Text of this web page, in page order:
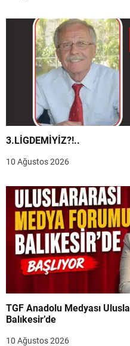
3.LİGDEMİYİZ?!..
10 Ağustos 2026
TGF Anadolu Medyası
Balıkesir’de
10 Ağustos 2026